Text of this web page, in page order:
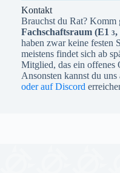
Kontakt
Brauchst du Rat? Komm
Fachschaftsraum (E1 3,
haben zwar keine festen
meistens findet sich ab
Mitglied, das ein offenes
Ansonsten kannst du uns
oder auf Discord